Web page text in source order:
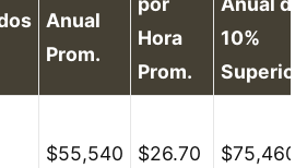
Anual
Prom.
Hora
Prom.
10%
Superior
$55,540 $26.70 $75,460